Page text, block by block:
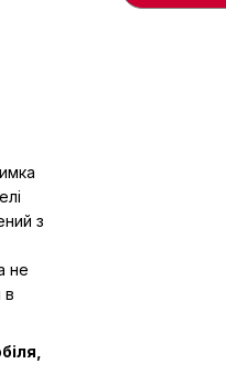
з
не
в